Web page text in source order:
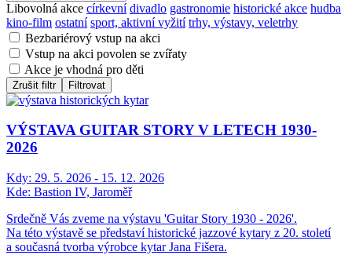
Libovolná akce církevní divadlo gastronomie historické akce hudba
kino-film ostatní sport, aktivní vyžití trhy, výstavy, veletrhy
Bezbariérový vstup na akci
Vstup na akci povolen se zvířaty
Akce je vhodná pro děti
Zrušit filtr Filtrovat
VÝSTAVA GUITAR STORY V LETECH 1930-
2026
Kdy: 29. 5. 2026 - 15. 12. 2026
Kde: Bastion IV, Jaroměř
Srdečně Vás zveme na výstavu 'Guitar Story 1930 - 2026'.
Na této výstavě se představí historické jazzové kytary z 20. století
a současná tvorba výrobce kytar Jana Fišera.